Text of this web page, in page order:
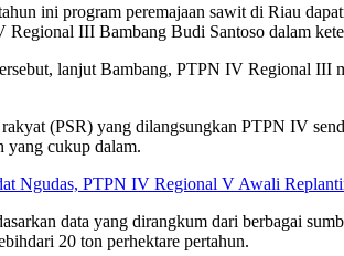
ini program peremajaan sawit di Riau dapat
Regional III Bambang Budi Santoso dalam
, lanjut Bambang, PTPN IV Regional III
rakyat (PSR) yang dilangsungkan PTPN IV
yang cukup dalam.
Ngudas, PTPN IV Regional V Awali
data yang dirangkum dari berbagai
dari 20 ton perhektare pertahun.